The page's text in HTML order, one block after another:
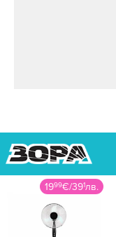
1999€/391лв.